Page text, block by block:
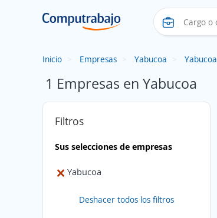
Inicio Empresas Yabucoa Yabucoa
1 Empresas en Yabucoa
Filtros
Sus selecciones de empresas
Yabucoa
Deshacer todos los filtros